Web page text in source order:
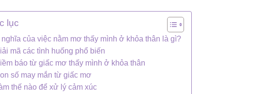
lục
nghĩa của việc nằm mơ thấy mình ở khỏa thân là gì?
mã các tình huống phổ biến
báo từ giấc mơ thấy mình ở khỏa thân
số may mắn từ giấc mơ
thế nào để xử lý cảm xúc